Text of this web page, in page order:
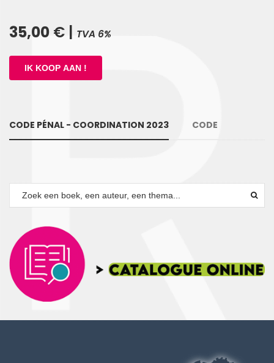
35,00 € | TVA 6%
CODE PÉNAL - COORDINATION 2023 CODE